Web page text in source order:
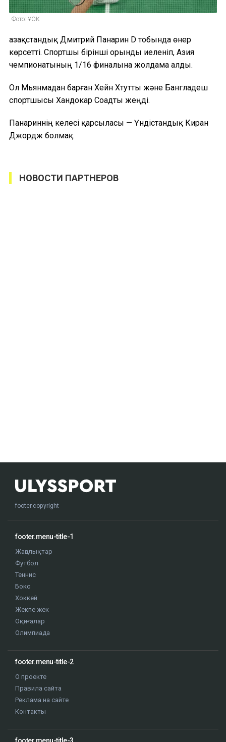
Фото: ҰОК
Қазақстандық Дмитрий Панарин D тобында өнер
көрсетті. Спортшы бірінші орынды иеленіп, Азия
чемпионатының 1/16 финалына жолдама алды.
Ол Мьянмадан барған Хейн Хтутты және Бангладеш
спортшысы Хандокар Соадты жеңді.
Панариннің келесі қарсыласы — Үндістандық Киран
Джордж болмақ.
НОВОСТИ ПАРТНЕРОВ
footer.copyright
footer.menu-title-1
Жаңалықтар
Футбол
Теннис
Бокс
Хоккей
Жекпе жек
Оқиғалар
Олимпиада
footer.menu-title-2
О проекте
Правила сайта
Реклама на сайте
Контакты
footer.menu-title-3